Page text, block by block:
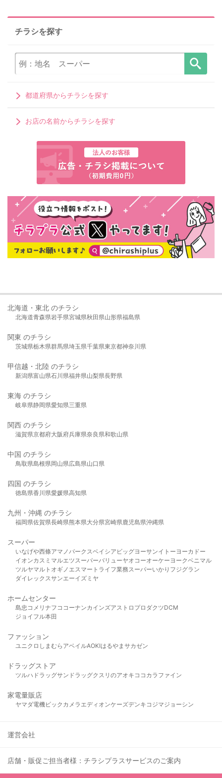
チラシを探す
都道府県からチラシを探す
お店の名前からチラシを探す
北海道・東北 のチラシ
北海道青森県岩手県宮城県秋田県山形県福島県
関東 のチラシ
茨城県栃木県群馬県埼玉県千葉県東京都神奈川県
甲信越・北陸 のチラシ
新潟県富山県石川県福井県山梨県長野県
東海 のチラシ
岐阜県静岡県愛知県三重県
関西 のチラシ
滋賀県京都府大阪府兵庫県奈良県和歌山県
中国 のチラシ
鳥取県島根県岡山県広島県山口県
四国 のチラシ
徳島県香川県愛媛県高知県
九州・沖縄 のチラシ
福岡県佐賀県長崎県熊本県大分県宮崎県鹿児島県沖縄県
スーパー
いなげや西條アマノパークスベイシア ビッグヨーサンイトーヨーカドー
イオンカスミ マルエツスーパーバリューヤオコーオーケー ヨークベニマル
ツルヤマルト オギノ エスマート ライフ業務スーパーいかり フジグラン
ダイレックスサンエーイズミヤ
ホームセンター
島忠 コメリ ナフコ コーナンカインズアストロプロダクツDCM
ジョイフル本田
ファッション
ユニクロ しまむら アベイルAOKIはるやま サカゼン
ドラッグストア
ツルハドラッグサンドラッグクスリのアオキ ココカラファイン
家電量販店
ヤマダ電機ビックカメラ エディオンケーズデンキ コジマジョーシン
運営会社
店舗・販促ご担当者様：チラシプラスサービスのご案内